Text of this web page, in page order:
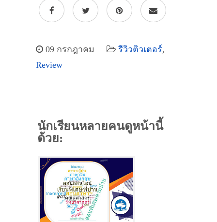
09 กรกฎาคม รีวิวติวเตอร์,
Review
นักเรียนหลายคนดูหน้านี้
ด้วย: